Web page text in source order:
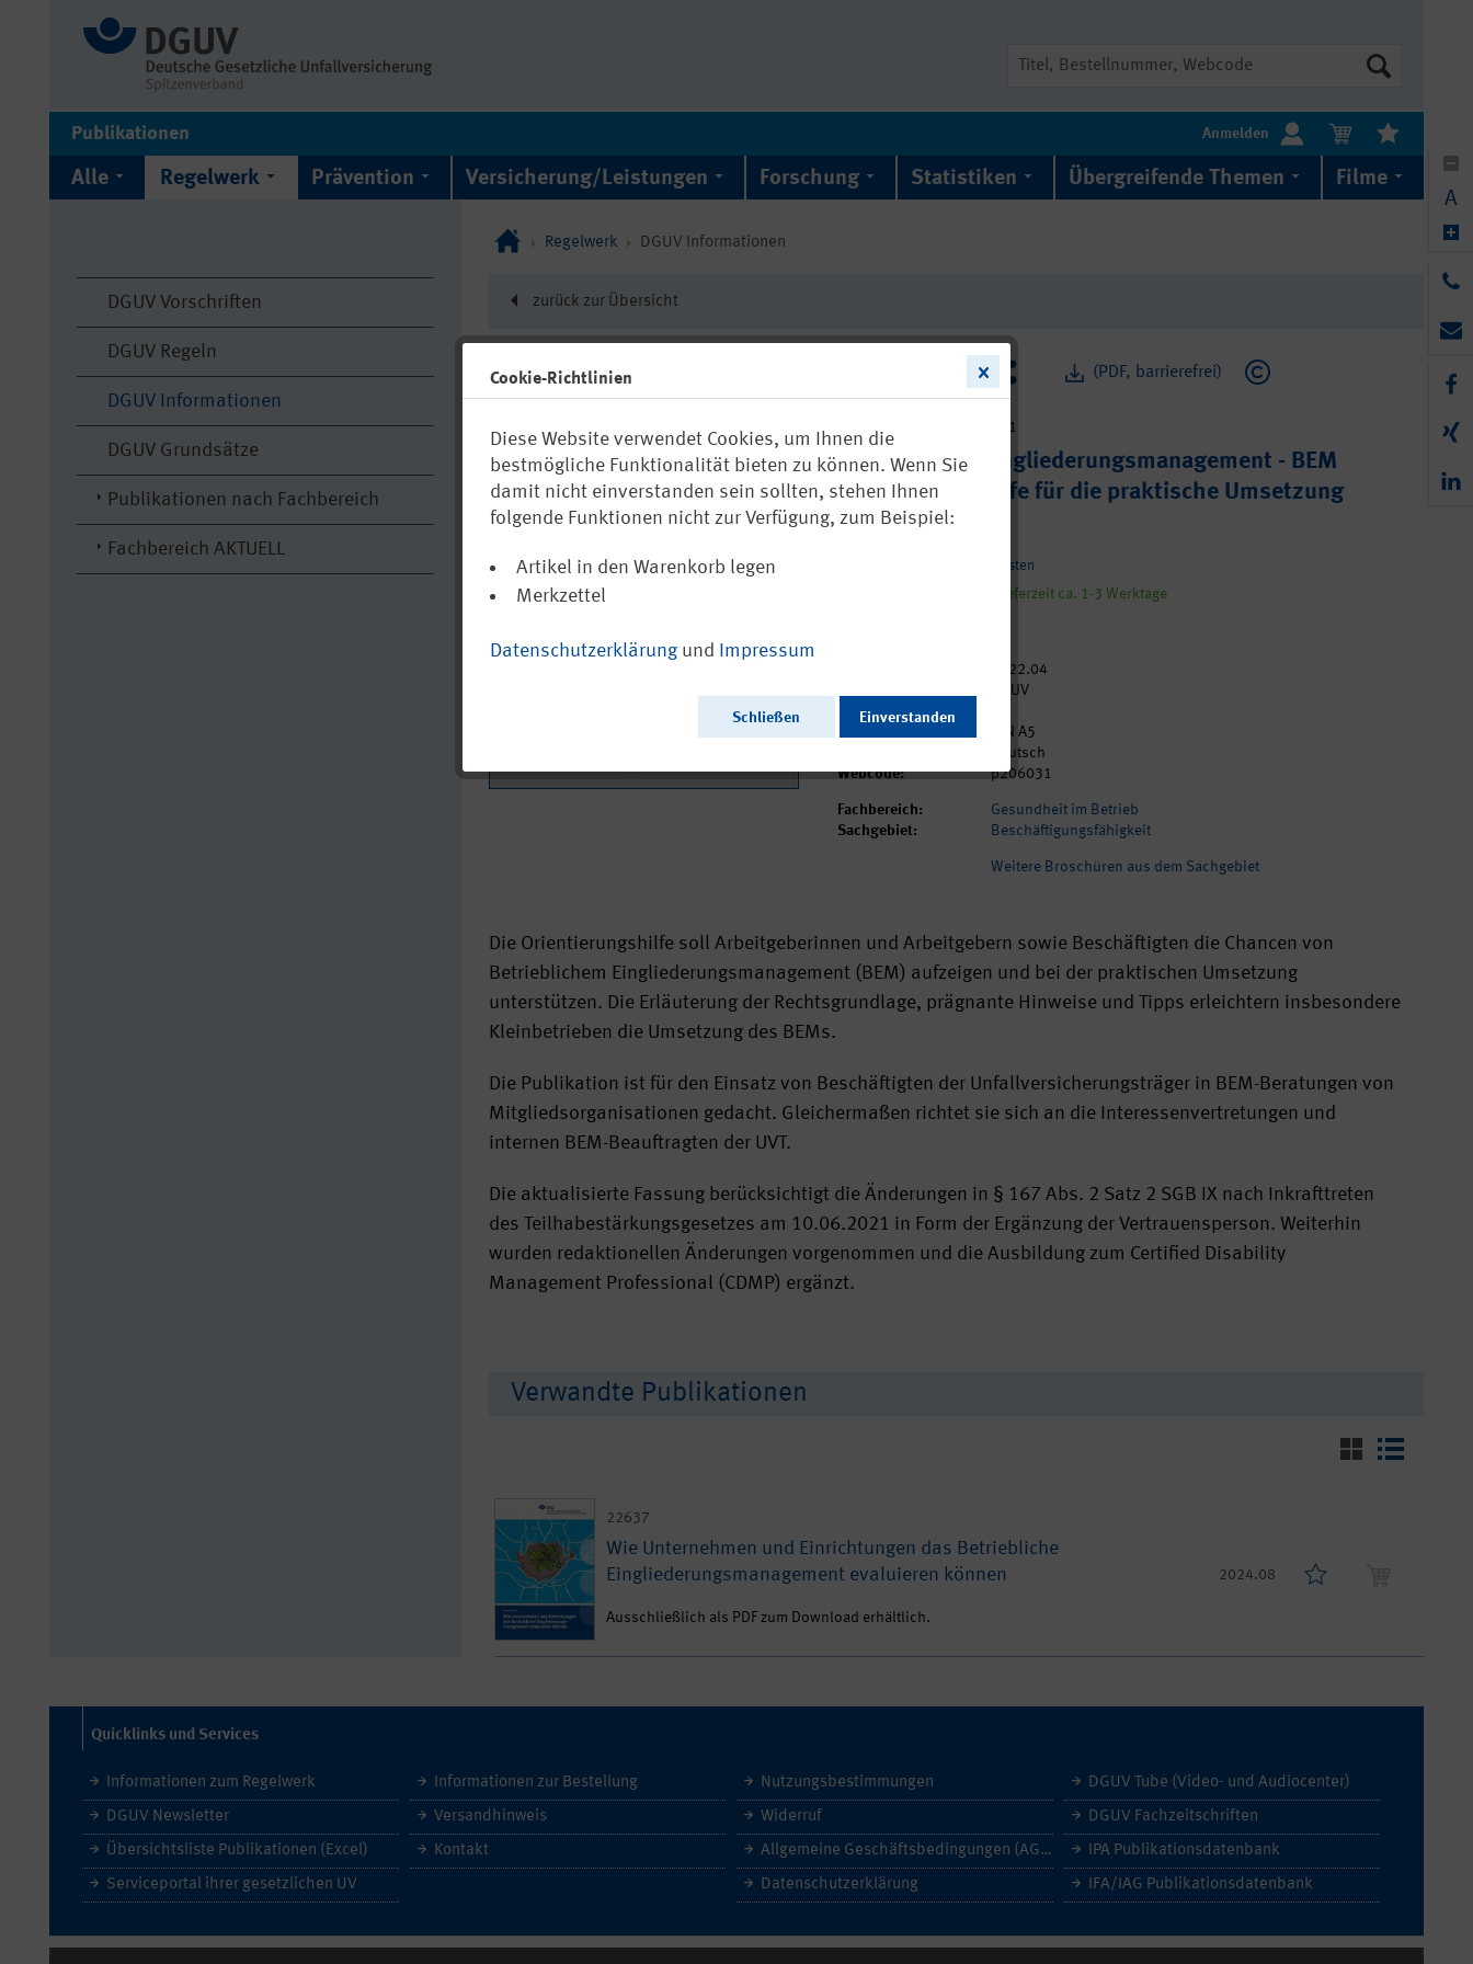
Publikationen Anmelden
Alle Regelwerk Prävention Versicherung/Leistungen Forschung Statistiken Übergreifende Themen Filme
DGUV Vorschriften
DGUV Regeln
DGUV Informationen
DGUV Grundsätze
Publikationen nach Fachbereich
Fachbereich AKTUELL
Regelwerk DGUV Informationen
zurück zur Übersicht
(PDF, barrierefrei)
DGUV Information 206-031
Betriebliches Eingliederungsmanagement - BEM
Orientierungshilfe für die praktische Umsetzung
zzgl. Versandkosten
Sofort versandfertig, Lieferzeit ca. 1-3 Werktage
2022.04
DGUV
Seitenzahl:
DIN A5
Deutsch
Webcode:
p206031
Fachbereich:
Gesundheit im Betrieb
Sachgebiet:
Beschäftigungsfähigkeit
Weitere Broschüren aus dem Sachgebiet
Die Orientierungshilfe soll Arbeitgeberinnen und Arbeitgebern sowie Beschäftigten die Chancen von
Betrieblichem Eingliederungsmanagement (BEM) aufzeigen und bei der praktischen Umsetzung
unterstützen. Die Erläuterung der Rechtsgrundlage, prägnante Hinweise und Tipps erleichtern insbesondere
Kleinbetrieben die Umsetzung des BEMs.
Die Publikation ist für den Einsatz von Beschäftigten der Unfallversicherungsträger in BEM-Beratungen von
Mitgliedsorganisationen gedacht. Gleichermaßen richtet sie sich an die Interessenvertretungen und
internen BEM-Beauftragten der UVT.
Die aktualisierte Fassung berücksichtigt die Änderungen in § 167 Abs. 2 Satz 2 SGB IX nach Inkrafttreten
des Teilhabestärkungsgesetzes am 10.06.2021 in Form der Ergänzung der Vertrauensperson. Weiterhin
wurden redaktionellen Änderungen vorgenommen und die Ausbildung zum Certified Disability
Management Professional (CDMP) ergänzt.
Verwandte Publikationen
22637
Wie Unternehmen und Einrichtungen das Betriebliche
Eingliederungsmanagement evaluieren können
Ausschließlich als PDF zum Download erhältlich.
2024.08
Quicklinks und Services
Informationen zum Regelwerk
DGUV Newsletter
Übersichtsliste Publikationen (Excel)
Serviceportal ihrer gesetzlichen UV
Informationen zur Bestellung
Versandhinweis
Kontakt
Nutzungsbestimmungen
Widerruf
Allgemeine Geschäftsbedingungen (AGB)
Datenschutzerklärung
DGUV Tube (Video- und Audiocenter)
DGUV Fachzeitschriften
IPA Publikationsdatenbank
IFA/IAG Publikationsdatenbank
A
Cookie-Richtlinien
Diese Website verwendet Cookies, um Ihnen die
bestmögliche Funktionalität bieten zu können. Wenn Sie
damit nicht einverstanden sein sollten, stehen Ihnen
folgende Funktionen nicht zur Verfügung, zum Beispiel:
Artikel in den Warenkorb legen
Merkzettel
Datenschutzerklärung und Impressum
Schließen Einverstanden